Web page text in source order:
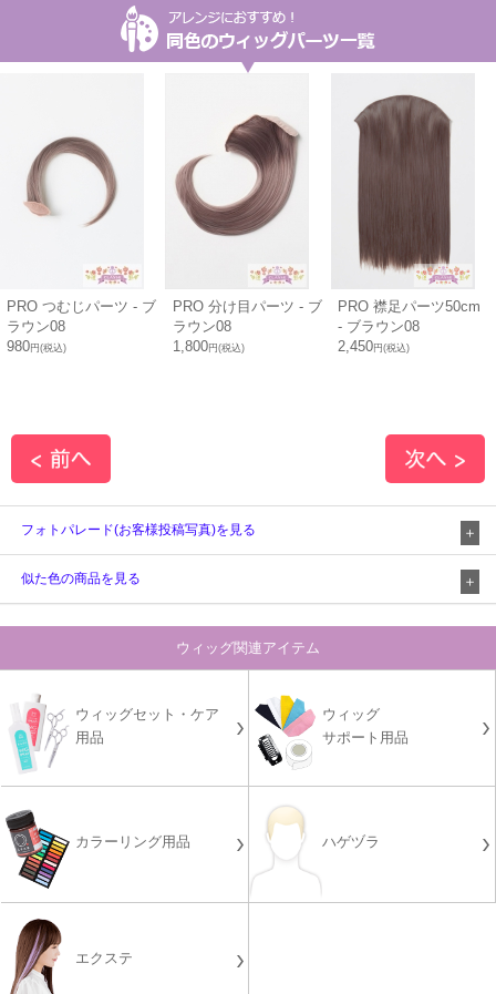
PRO つむじパーツ - ブ
ラウン08
980円(税込)
PRO 分け目パーツ - ブ
ラウン08
1,800円(税込)
PRO 襟足パーツ50cm
- ブラウン08
2,450円(税込)
フォトパレード(お客様投稿写真)を見る
似た色の商品を見る
ウィッグ関連アイテム
ウィッグセット・ケア
用品
ウィッグ
サポート用品
カラーリング用品 ハゲヅラ
エクステ